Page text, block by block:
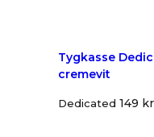
Tygkasse
cremevit
Dedicated 149 kr